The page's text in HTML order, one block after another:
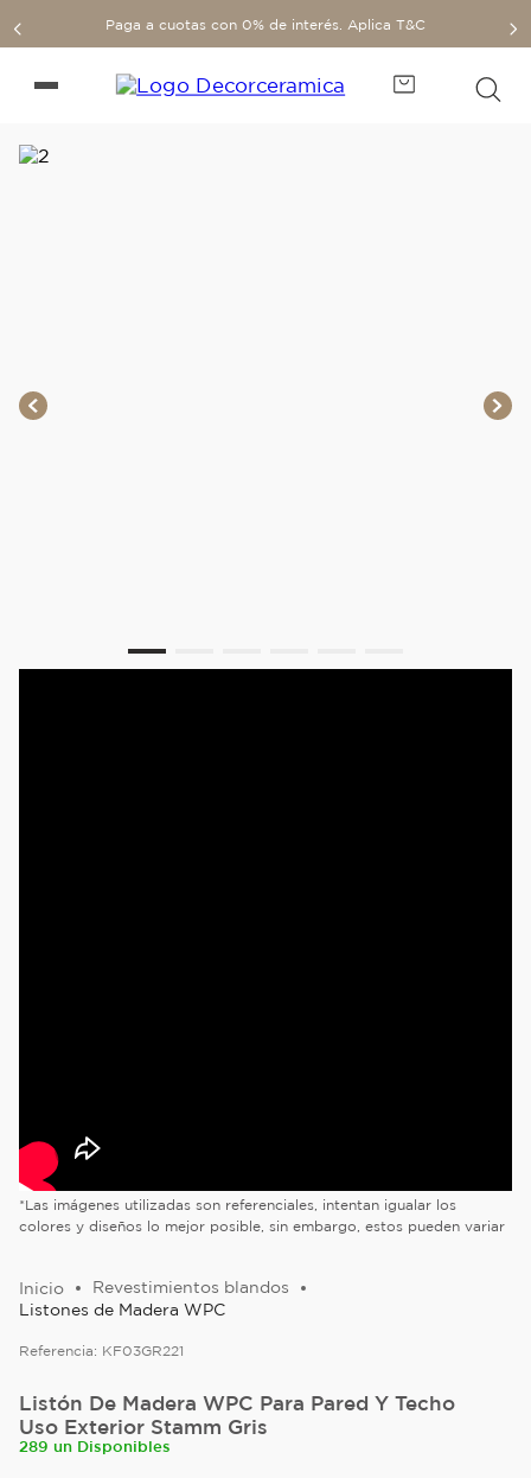
Paga a cuotas con 0% de interés. Aplica T&C
*Las imágenes utilizadas son referenciales, intentan igualar los
colores y diseños lo mejor posible, sin embargo, estos pueden variar
Revestimientos blandos
Listones de Madera WPC
Referencia: KF03GR221
Listón De Madera WPC Para Pared Y Techo
Uso Exterior Stamm Gris
289 un Disponibles